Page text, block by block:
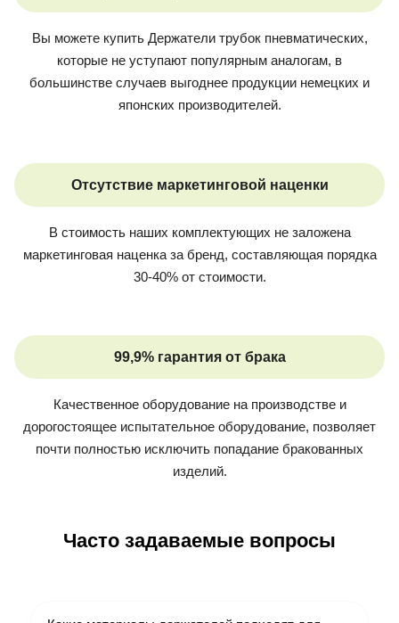
Вы можете купить Держатели трубок пневматических,
которые не уступают популярным аналогам, в
большинстве случаев выгоднее продукции немецких и
японских производителей.
Отсутствие маркетинговой наценки
В стоимость наших комплектующих не заложена
маркетинговая наценка за бренд, составляющая порядка
30-40% от стоимости.
99,9% гарантия от брака
Качественное оборудование на производстве и
дорогостоящее испытательное оборудование, позволяет
почти полностью исключить попадание бракованных
изделий.
Часто задаваемые вопросы